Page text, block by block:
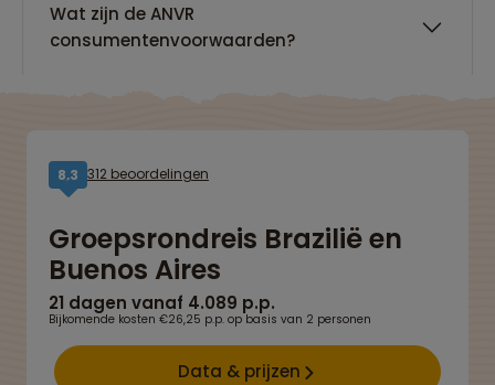
Wat zijn de ANVR
consumentenvoorwaarden?
8,3 312 beoordelingen
Groepsrondreis Brazilië en
Buenos Aires
21 dagen vanaf 4.089 p.p.
Bijkomende kosten €26,25 p.p. op basis van 2 personen
Data & prijzen